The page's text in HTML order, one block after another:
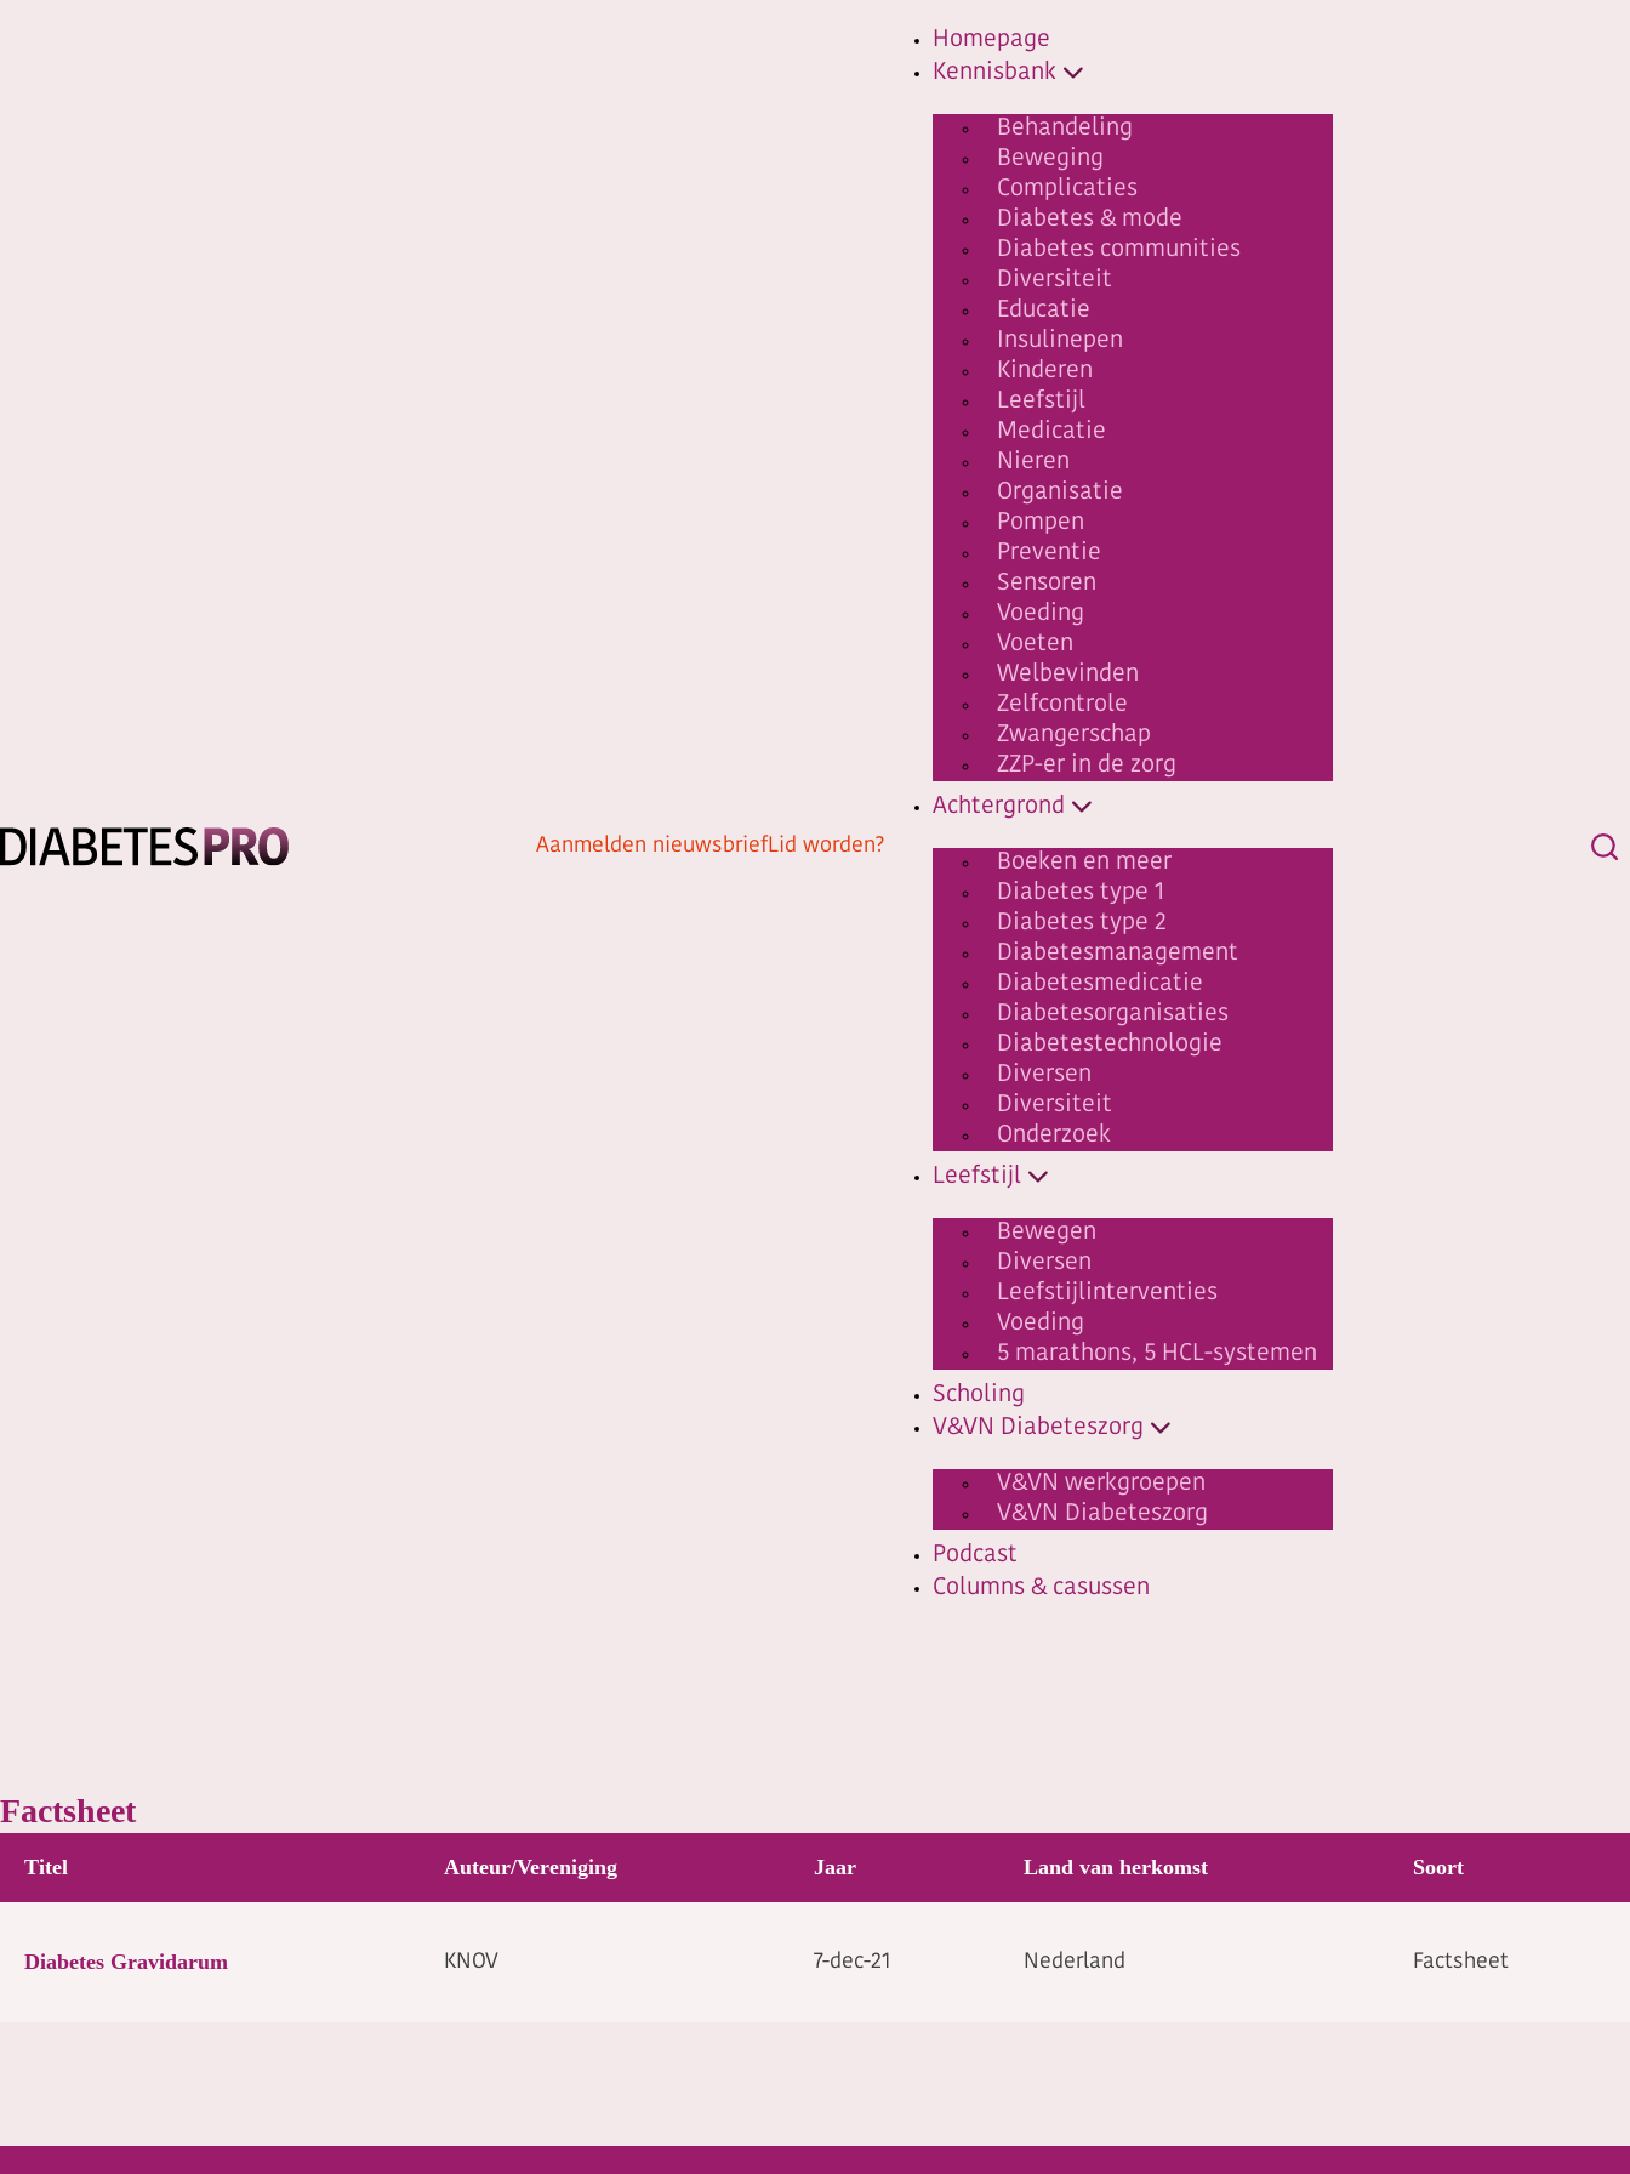
Aanmelden nieuwsbriefLid worden?
Homepage
Kennisbank
Behandeling
Beweging
Complicaties
Diabetes & mode
Diabetes communities
Diversiteit
Educatie
Insulinepen
Kinderen
Leefstijl
Medicatie
Nieren
Organisatie
Pompen
Preventie
Sensoren
Voeding
Voeten
Welbevinden
Zelfcontrole
Zwangerschap
ZZP-er in de zorg
Achtergrond
Boeken en meer
Diabetes type 1
Diabetes type 2
Diabetesmanagement
Diabetesmedicatie
Diabetesorganisaties
Diabetestechnologie
Diversen
Diversiteit
Onderzoek
Leefstijl
Bewegen
Diversen
Leefstijlinterventies
Voeding
5 marathons, 5 HCL-systemen
Scholing
V&VN Diabeteszorg
V&VN werkgroepen
V&VN Diabeteszorg
Podcast
Columns & casussen
Factsheet
Titel Auteur/Vereniging Jaar Land van herkomst Soort
Diabetes Gravidarum KNOV 7-dec-21 Nederland Factsheet